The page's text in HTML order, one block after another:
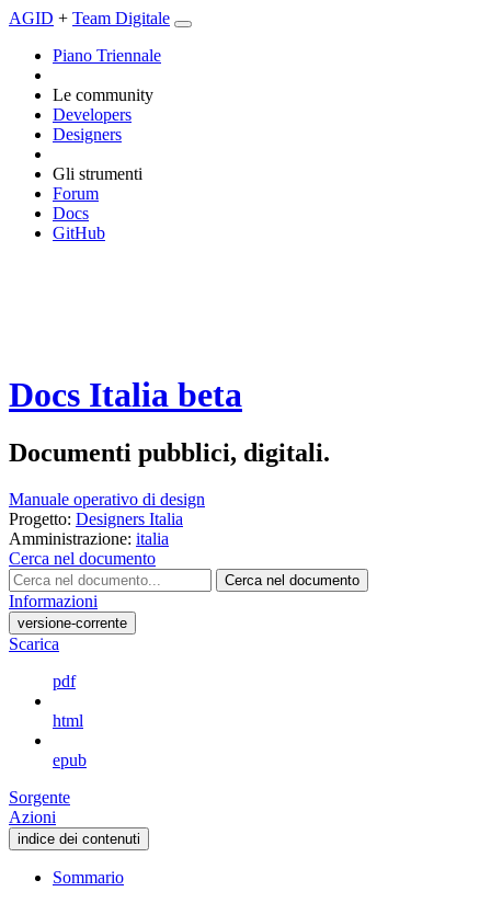
AGID + Team Digitale
Piano Triennale
Le community
Developers
Designers
Gli strumenti
Forum
Docs
GitHub
Docs Italia beta
Documenti pubblici, digitali.
Manuale operativo di design
Progetto: Designers Italia
Amministrazione: italia
Cerca nel documento
Cerca nel documento
Informazioni
versione-corrente
Scarica
pdf
html
epub
Sorgente
Azioni
indice dei contenuti
Sommario